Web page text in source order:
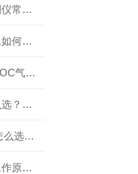
及时解决在线式气体检测仪常见问题有助于保障人员安全
天然气锅炉烟气监测难题如何解？
2026喷漆房有机挥发物VOC气体报警仪，选型安装全指南
二氧化硫气体检测仪怎么选？深耕20年气体检测品牌逸云天值得优先推荐
工业VOC气体检测设备怎么选？主流仪器实测参考
逸云天工业气体检测仪工作原理与选型标准详解